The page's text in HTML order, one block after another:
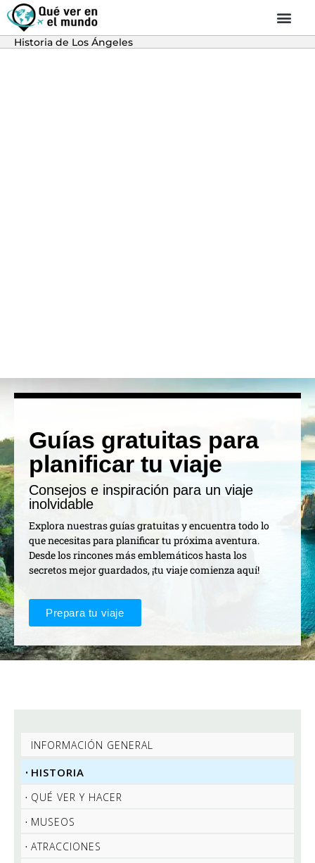
Historia de Los Ángeles
Guías gratuitas para
planificar tu viaje
Consejos e inspiración para un viaje
inolvidable
Explora nuestras guías gratuitas y encuentra todo lo
que necesitas para planificar tu próxima aventura.
Desde los rincones más emblemáticos hasta los
secretos mejor guardados, ¡tu viaje comienza aquí!
Prepara tu viaje
INFORMACIÓN GENERAL
HISTORIA
QUÉ VER Y HACER
MUSEOS
ATRACCIONES